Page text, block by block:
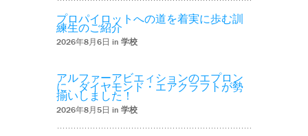
プロパイロットへの道を着実に歩む訓
練生のご紹介
2026年8月6日 in 学校
アルファーアビエィションのエプロン
に、ダイヤモンド・エアクラフトが勢
揃いしました！
2026年8月5日 in 学校